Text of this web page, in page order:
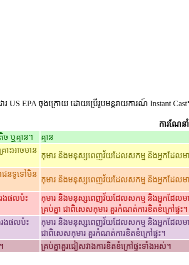
រ US EPA ចុងក្រោយ ដោយប្រើរូបមន្តរាយការណ៍ Instant Cast
ការណែន
ឬគ្មាន។
គ្មាន
ះអាចមាន
កុមារ និងមនុស្សពេញវ័យដែលសកម្ម និងអ្នកដែលម
ជនទូទៅមិន
កុមារ និងមនុស្សពេញវ័យដែលសកម្ម និងអ្នកដែលម
រងផលប៉ះ
កុមារ និងមនុស្សពេញវ័យដែលសកម្ម និងអ្នកដែលមា
គ្រប់គ្នា ជាពិសេសកុមារ គួរកំណត់ការខិតខំក្រៅផ្ទះ។
រងផលប៉ះ
កុមារ និងមនុស្សពេញវ័យដែលសកម្ម និងអ្នកដែលមា
ជាពិសេសកុមារ គួរកំណត់ការខិតខំក្រៅផ្ទះ។
គ្រប់គ្នាគួរជៀសវាងការខិតខំក្រៅផ្ទះទាំងអស់។